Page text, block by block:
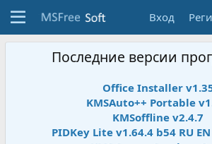
Вход
Последние версии
Office Installer
KMSAuto++ Portable
KMSoffline v2.4.7
PIDKey Lite v1.64.4 b54 RU